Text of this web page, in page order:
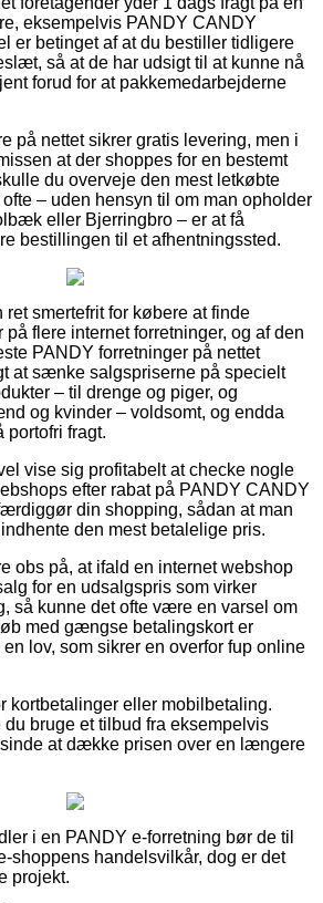
eksempelvis PANDY CANDY
er betinget af at du bestiller tidligere
så at de har udsigt til at kunne nå
forud for at pakkemedarbejderne
på nettet sikrer gratis levering, men i
at der shoppes for en bestemt
du overveje den mest letkøbte
– uden hensyn til om man opholder
eller Bjerringbro – er at få
bestillingen til et afhentningssted.
ret smertefrit for købere at finde
på flere internet forretninger, og af den
PANDY forretninger på nettet
at sænke salgspriserne på specielt
– til drenge og piger, og
og kvinder – voldsomt, og endda
portofri fragt.
vise sig profitabelt at checke nogle
efter rabat på PANDY CANDY
din shopping, sådan at man
den mest betalelige pris.
obs på, at ifald en internet webshop
for en udsalgspris som virker
så kunne det ofte være en varsel om
med gængse betalingskort er
lov, som sikrer en overfor fup online
kortbetalinger eller mobilbetaling.
bruge et tilbud fra eksempelvis
at dække prisen over en længere
i en PANDY e-forretning bør de til
shoppens handelsvilkår, dog er det
projekt.